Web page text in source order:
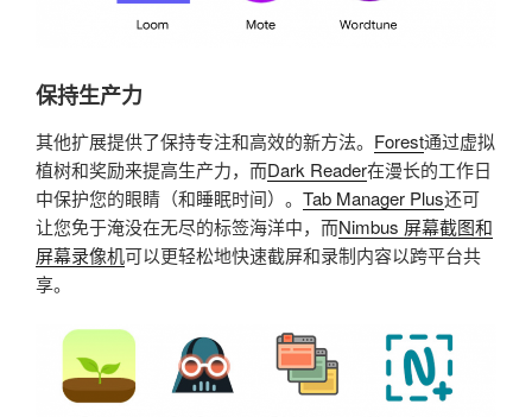
保持生产力
其他扩展提供了保持专注和高效的新方法。 Forest通过虚拟
植树和奖励来提高生产力，而Dark Reader在漫长的工作日
中保护您的眼睛（和睡眠时间）。 Tab Manager Plus还可
让您免于淹没在无尽的标签海洋中，而Nimbus 屏幕截图和
屏幕录像机可以更轻松地快速截屏和录制内容以跨平台共
享。